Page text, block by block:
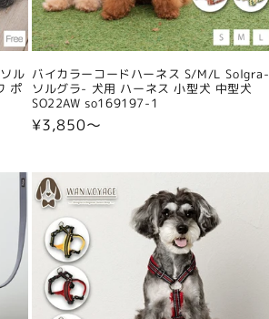
ル
ポ
バイカラーコードハーネス S/M/L Solgra-
ソルグラ- 犬用 ハーネス 小型犬 中型犬
SO22AW so169197-1
通
格
¥3,850〜